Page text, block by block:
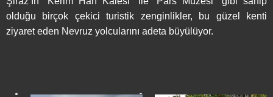
olduğu birçok çekici turistik zenginlikler, bu güzel kenti
ziyaret eden Nevruz yolcularını adeta büyülüyor.